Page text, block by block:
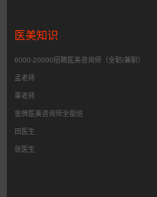
医美知识
6000-20000招聘医美咨询师（全职/兼职）
孟老师
辜老师
金牌医美咨询师全能班
田医生
张医生